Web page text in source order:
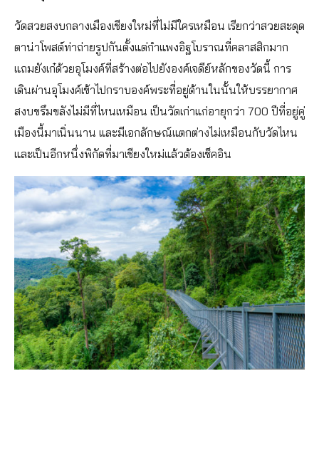
วัดสวยสงบกลางเมืองเชียงใหม่ที่ไม่มีใครเหมือน เรียกว่าสวยสะดุด
ตาน่าโพสต์ท่าถ่ายรูปกันตั้งแต่กำแพงอิฐโบราณที่คลาสสิกมาก
แถมยังเก๋ด้วยอุโมงค์ที่สร้างต่อไปยังองค์เจดีย์หลักของวัดนี้ การ
เดินผ่านอุโมงค์เข้าไปกราบองค์พระที่อยู่ด้านในนั้นให้บรรยากาศ
สงบขรึมขลังไม่มีที่ไหนเหมือน เป็นวัดเก่าแก่อายุกว่า 700 ปีที่อยู่คู่
เมืองนี้มาเนิ่นนาน และมีเอกลักษณ์แตกต่างไม่เหมือนกับวัดไหน
และเป็นอีกหนึ่งพิกัดที่มาเชียงใหม่แล้วต้องเช็คอิน